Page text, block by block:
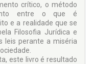
crítico, o método
entre o que é
e a realidade que se
Filosofia Jurídica e
leis perante a miséria
este livro é resultado